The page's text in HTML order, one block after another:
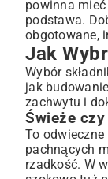
powinna
podstawa.
obgotowane,
Jak
Wybór
jak
zachwytu i
Świeże
To
pachnących
rzadkość. W